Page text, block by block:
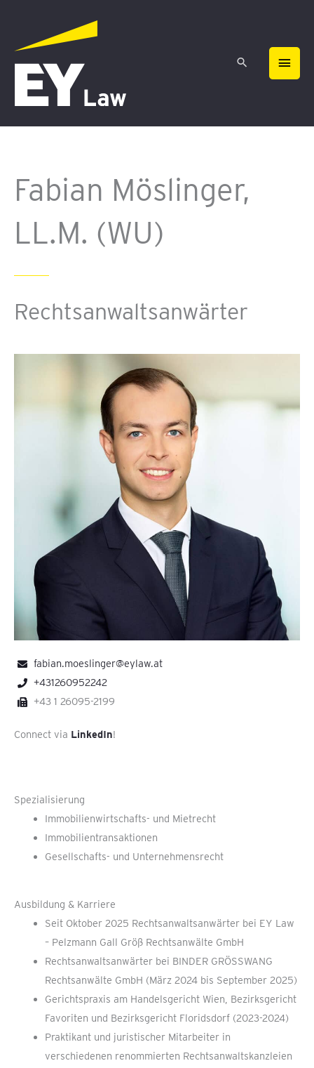
springen
Fabian Möslinger,
LL.M. (WU)
Rechtsanwaltsanwärter
fabian.moeslinger@eylaw.at
+431260952242
+43 1 26095-2199
Connect via LinkedIn!
Spezialisierung
Immobilienwirtschafts- und Mietrecht
Immobilientransaktionen
Gesellschafts- und Unternehmensrecht
Ausbildung & Karriere
Seit Oktober 2025 Rechtsanwaltsanwärter bei EY Law
– Pelzmann Gall Größ Rechtsanwälte GmbH
Rechtsanwaltsanwärter bei BINDER GRÖSSWANG
Rechtsanwälte GmbH (März 2024 bis September 2025)
Gerichtspraxis am Handelsgericht Wien, Bezirksgericht
Favoriten und Bezirksgericht Floridsdorf (2023-2024)
Praktikant und juristischer Mitarbeiter in
verschiedenen renommierten Rechtsanwaltskanzleien